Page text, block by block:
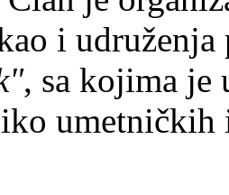
i udruženja
, sa kojima je
umetničkih